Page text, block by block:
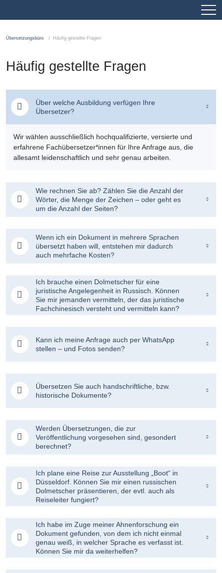
Übersetzungsbüro Häufig gestellte Fragen
Häufig gestellte Fragen
Über welche Ausbildung verfügen Ihre
Übersetzer?
Wir wählen ausschließlich hochqualifizierte, versierte und
erfahrene Fachübersetzer*innen für Ihre Anfrage aus, die
allesamt leidenschaftlich und sehr genau arbeiten.
Wie rechnen Sie ab? Zählen Sie die Anzahl der
Wörter, die Menge der Zeichen – oder geht es
um die Anzahl der Seiten?
Wenn ich ein Dokument in mehrere Sprachen
übersetzt haben will, entstehen mir dadurch
auch mehrfache Kosten?
Ich brauche einen Dolmetscher für eine
juristische Angelegenheit in Russisch. Können
Sie mir jemanden vermitteln, der das juristische
Fachchinesisch versteht und vermitteln kann?
Kann ich meine Anfrage auch per WhatsApp
stellen – und Fotos senden?
Übersetzen Sie auch handschriftliche, bzw.
historische Dokumente?
Werden Übersetzungen, die zur
Veröffentlichung vorgesehen sind, gesondert
berechnet?
Ich plane eine Reise zur Ausstellung „Boot“ in
Düsseldorf. Können Sie mir einen russischen
Dolmetscher präsentieren, der evtl. auch als
Reiseleiter fungiert?
Ich habe im Zuge meiner Ahnenforschung ein
Dokument gefunden, von dem ich nicht einmal
genau weiß, in welcher Sprache es verfasst ist.
Können Sie mir da weiterhelfen?